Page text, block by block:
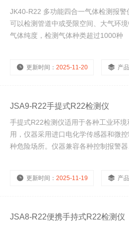
JK40-R22 多功能四合一气体检测报
可以检测管道中或受限空间、大气环
气体纯度，检测气体种类超过1000种
更新时间：2025-11-20 产
JSA9-R22手提式R22检测仪
手提式R22检测仪适用于各种工业环
用，仪器采用进口电化学传感器和微
种危险场所。仪器兼容各种控制报警
更新时间：2025-11-19 产
JSA8-R22便携手持式R22检测仪